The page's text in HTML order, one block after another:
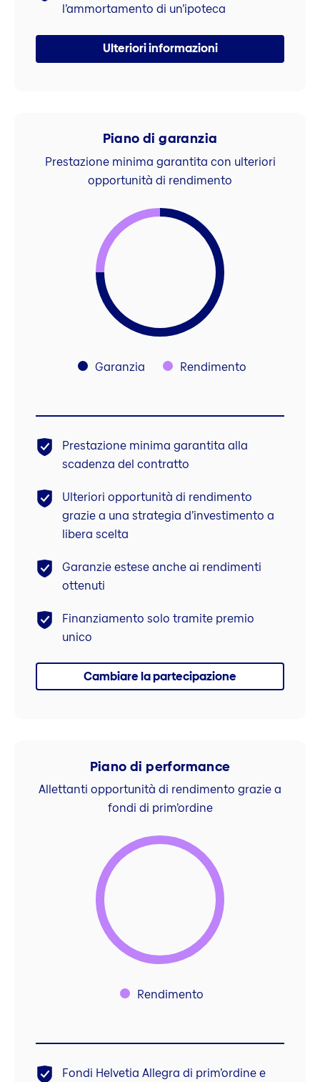
l’ammortamento di un’ipoteca
Ulteriori informazioni
Piano di garanzia
Prestazione minima garantita con ulteriori
opportunità di rendimento
Garanzia Rendimento
Prestazione minima garantita alla
scadenza del contratto
Ulteriori opportunità di rendimento
grazie a una strategia d’investimento a
libera scelta
Garanzie estese anche ai rendimenti
ottenuti
Finanziamento solo tramite premio
unico
Cambiare la partecipazione
Piano di performance
Allettanti opportunità di rendimento grazie a
fondi di prim’ordine
Rendimento
Fondi Helvetia Allegra di prim’ordine e